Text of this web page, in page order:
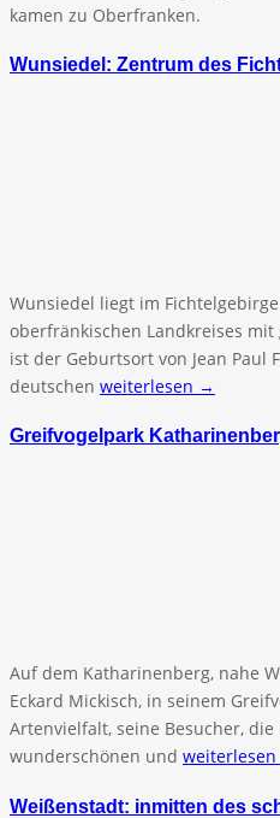
kamen zu Oberfranken.
Wunsiedel: Zentrum des
Wunsiedel liegt im
oberfränkischen Landkreises
ist der Geburtsort von Jean Paul
deutschen weiterlesen →
Greifvogelpark
Auf dem Katharinenberg, nahe
Eckard Mickisch, in seinem
Artenvielfalt, seine Besucher,
wunderschönen und
Weißenstadt: inmitten des